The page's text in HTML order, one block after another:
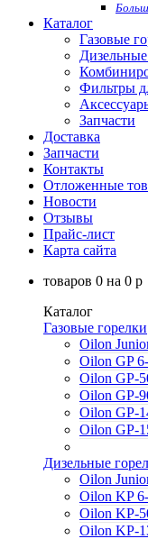
Каталог
Газовые
Фильтры
Запчасти
Доставка
Запчасти
Контакты
Отложенные
Новости
Отзывы
Прайс-лист
Карта сайта
товаров 0 на 0 p
Каталог
Газовые горелки
Oilon
Oilon GP
Oilon GP-
Oilon GP-
Oilon GP-
Oilon GP-
Дизельные
Oilon
Oilon KP
Oilon KP-
Oilon KP-